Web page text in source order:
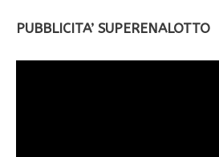
PUBBLICITA’ SUPERENALOTTO